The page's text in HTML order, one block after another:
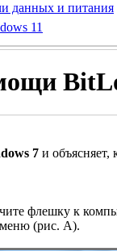
данных и питания
11
7 и объясняет,
флешку к
(рис. A).